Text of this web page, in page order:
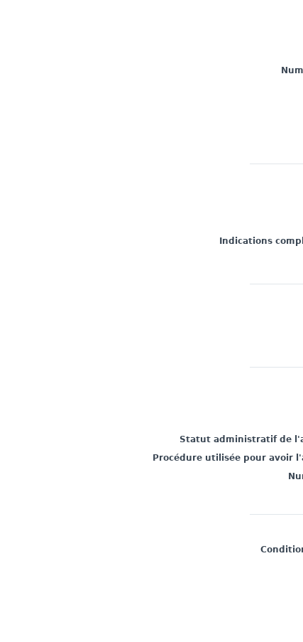
Indications
Statut administratif de
Procédure utilisée pour avoir